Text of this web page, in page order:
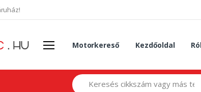
Motorkereső Kezdőoldal
Search